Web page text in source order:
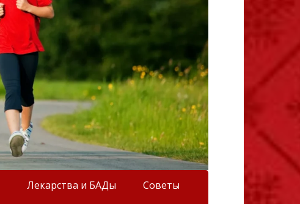
Лекарства и БАДы Советы